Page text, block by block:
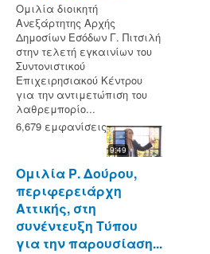
Ομιλία διοικητή
Ανεξάρτητης Αρχής
Δημοσίων Εσόδων Γ. Πιτσιλή
στην τελετή εγκαινίων του
Συντονιστικού
Επιχειρησιακού Κέντρου
για την αντιμετώπιση του
λαθρεμπορίο...
6,679 εμφανίσεις
9:49
Ομιλία Ρ. Δούρου,
περιφερειάρχη
Αττικής, στη
συνέντευξη Τύπου
για την παρουσίαση...